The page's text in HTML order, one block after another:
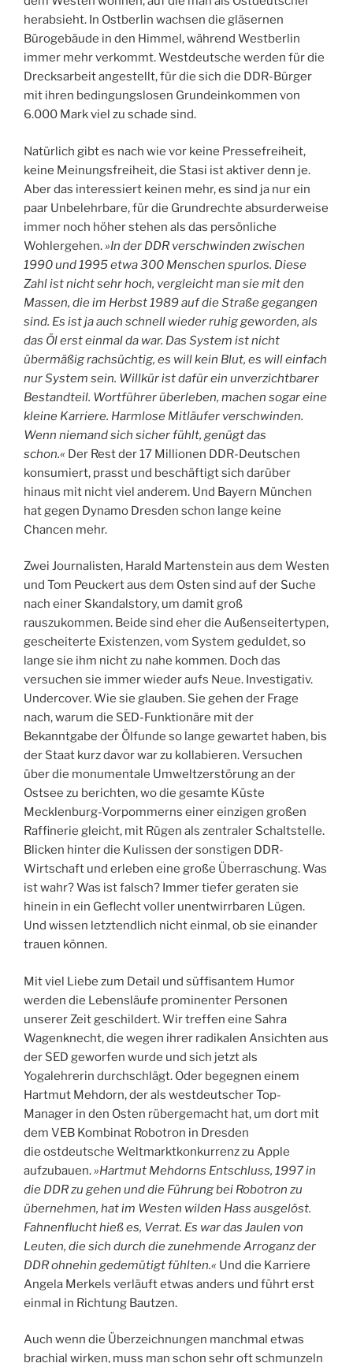
herabsieht. In Ostberlin wachsen die gläsernen
Bürogebäude in den Himmel, während Westberlin
immer mehr verkommt. Westdeutsche werden für die
Drecksarbeit angestellt, für die sich die DDR-Bürger
mit ihren bedingungslosen Grundeinkommen von
6.000 Mark viel zu schade sind.
Natürlich gibt es nach wie vor keine Pressefreiheit,
keine Meinungsfreiheit, die Stasi ist aktiver denn je.
Aber das interessiert keinen mehr, es sind ja nur ein
paar Unbelehrbare, für die Grundrechte absurderweise
immer noch höher stehen als das persönliche
Wohlergehen.»In der DDR verschwinden zwischen
1990 und 1995 etwa 300 Menschen spurlos. Diese
Zahl ist nicht sehr hoch, vergleicht man sie mit den
Massen, die im Herbst 1989 auf die Straße gegangen
sind. Es ist ja auch schnell wieder ruhig geworden, als
das Öl erst einmal da war. Das System ist nicht
übermäßig rachsüchtig, es will kein Blut, es will einfach
nur System sein. Willkür ist dafür ein unverzichtbarer
Bestandteil. Wortführer überleben, machen sogar eine
kleine Karriere. Harmlose Mitläufer verschwinden.
Wenn niemand sich sicher fühlt, genügt das
schon.« Der Rest der 17 Millionen DDR-Deutschen
konsumiert, prasst und beschäftigt sich darüber
hinaus mit nicht viel anderem. Und Bayern München
hat gegen Dynamo Dresden schon lange keine
Chancen mehr.
Zwei Journalisten, Harald Martenstein aus dem Westen
und Tom Peuckert aus dem Osten sind auf der Suche
nach einer Skandalstory, um damit groß
rauszukommen. Beide sind eher die Außenseitertypen,
gescheiterte Existenzen, vom System geduldet, so
lange sie ihm nicht zu nahe kommen. Doch das
versuchen sie immer wieder aufs Neue. Investigativ.
Undercover. Wie sie glauben. Sie gehen der Frage
nach, warum die SED-Funktionäre mit der
Bekanntgabe der Ölfunde so lange gewartet haben, bis
der Staat kurz davor war zu kollabieren. Versuchen
über die monumentale Umweltzerstörung an der
Ostsee zu berichten, wo die gesamte Küste
Mecklenburg-Vorpommerns einer einzigen großen
Raffinerie gleicht, mit Rügen als zentraler Schaltstelle.
Blicken hinter die Kulissen der sonstigen DDR-
Wirtschaft und erleben eine große Überraschung. Was
ist wahr? Was ist falsch? Immer tiefer geraten sie
hinein in ein Geflecht voller unentwirrbaren Lügen.
Und wissen letztendlich nicht einmal, ob sie einander
trauen können.
Mit viel Liebe zum Detail und süffisantem Humor
werden die Lebensläufe prominenter Personen
unserer Zeit geschildert. Wir treffen eine Sahra
Wagenknecht, die wegen ihrer radikalen Ansichten aus
der SED geworfen wurde und sich jetzt als
Yogalehrerin durchschlägt. Oder begegnen einem
Hartmut Mehdorn, der als westdeutscher Top-
Manager in den Osten rübergemacht hat, um dort mit
dem VEB Kombinat Robotron in Dresden
die ostdeutsche Weltmarktkonkurrenz zu Apple
aufzubauen.»Hartmut Mehdorns Entschluss, 1997 in
die DDR zu gehen und die Führung bei Robotron zu
übernehmen, hat im Westen wilden Hass ausgelöst.
Fahnenflucht hieß es, Verrat. Es war das Jaulen von
Leuten, die sich durch die zunehmende Arroganz der
DDR ohnehin gedemütigt fühlten.« Und die Karriere
Angela Merkels verläuft etwas anders und führt erst
einmal in Richtung Bautzen.
Auch wenn die Überzeichnungen manchmal etwas
brachial wirken, muss man schon sehr oft schmunzeln